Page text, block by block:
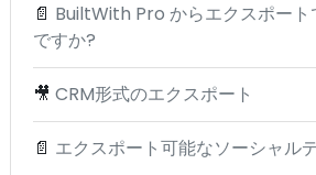
📄 BuiltWith Pro からエクスポート
ですか?
🎥 CRM形式のエクスポート
📄 エクスポート可能なソーシャル